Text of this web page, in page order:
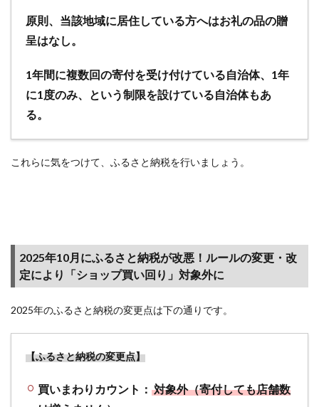
モバイル
の
「Rakuten
ン」と
は？概要
了】
利用
手順
天市
付の
～
原則、当該地域に居住している方へはお礼の品の贈
呈はなし。
1年間に複数回の寄付を受け付けている自治体、1年
に1度のみ、という制限を設けている自治体もあ
る。
これらに気をつけて、ふるさと納税を行いましょう。
2025年10月にふるさと納税が改悪！ルールの変更・改
定により「ショップ買い回り」対象外に
2025年のふるさと納税の変更点は下の通りです。
【ふるさと納税の変更点】
買いまわりカウント： 対象外（寄付しても店舗数